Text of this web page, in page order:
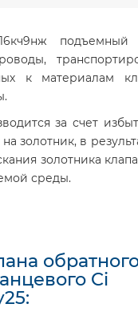
подъемный
к материалам
за счет
золотник, в
золотника
среды.
Ci